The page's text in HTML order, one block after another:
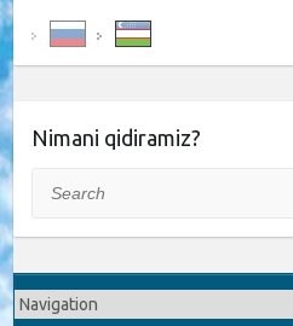
Nimani qidiramiz?